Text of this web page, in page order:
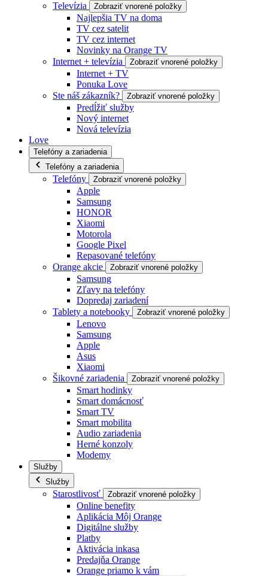
Televízia
Zobraziť vnorené položky
Najlepšia TV na doma
TV cez satelit
TV cez internet
Novinky na Orange TV
Internet + televízia
Zobraziť vnorené položky
Internet + TV
Ponuka Love
Ste náš zákazník?
Zobraziť vnorené položky
Predĺžiť služby
Nový internet
Nová televízia
Love
Telefóny a zariadenia
Telefóny a zariadenia
Telefóny Zobraziť vnorené položky
Apple
Samsung
HONOR
Xiaomi
Motorola
Google Pixel
Repasované telefóny
Orange akcie
Zobraziť vnorené položky
Samsung
Zľavy na telefóny
Dopredaj zariadení
Tablety a notebooky
Zobraziť vnorené položky
Lenovo
Samsung
Apple
Asus
Xiaomi
Šikovné zariadenia
Zobraziť vnorené položky
Smart hodinky
Smart domácnosť
Smart TV
Smart mobilita
Audio zariadenia
Herné konzoly
Modemy
Služby
Služby
Starostlivosť Zobraziť vnorené položky
Online benefity
Aplikácia Môj Orange
Digitálne služby
Platby
Aktivácia inkasa
Predajňa Orange
Orange priamo k vám